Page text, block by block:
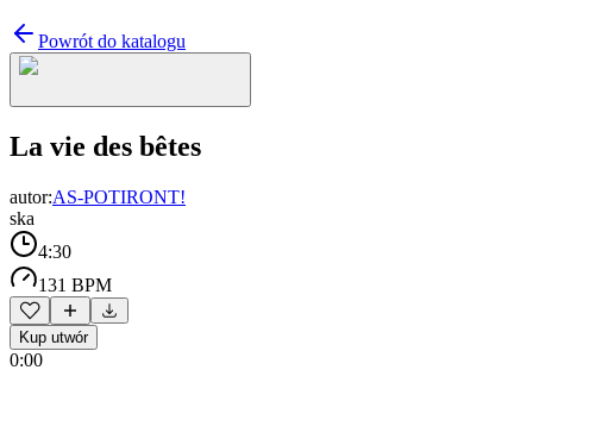
Powrót do katalogu
La vie des bêtes
autor:AS-POTIRONT!
ska
4:30
131 BPM
Kup utwór
0:00